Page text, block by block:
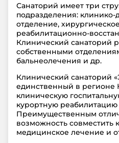
Санаторий имеет три
подразделения: клинико-
отделение,
реабилитационно-
Клинический санаторий
собственными
бальнеолечения и др.
Клинический санаторий
единственный в регионе
клиническую
курортную реабилитацию
Преимущественным
возможность совместить
медицинское лечение и